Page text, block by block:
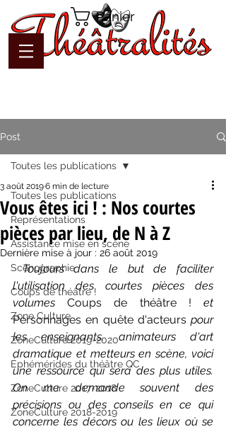
Panier
Post
Toutes les publications
Représentations
Assistance mise en scène
Scénographie
Coups de théâtre !
Zone Culture
ZoneCulture 2019-2020
Éphémérides du théâtre QC
ZoneCulture 2017-2018
ZoneCulture 2018-2019
Toutes les publications
Vous êtes ici ! : Nos courtes
pièces par lieu, de N à Z
3 août 20196 min de lecture
Dernière mise à jour : 26 août 2019
Toujours dans le but de faciliter
l'utilisation des courtes pièces des
volumes Coups de théâtre !
Personnages en quête d'acteurs pour
les enseignants, animateurs d'art
dramatique et metteurs en scène, voici
une ressource qui sera des plus utiles.
On me demande souvent des
précisions ou des conseils en ce qui
concerne les décors ou les lieux où se